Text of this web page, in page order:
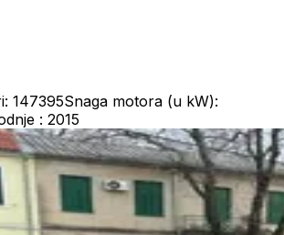
147395Snaga motora (u kW):
: 2015